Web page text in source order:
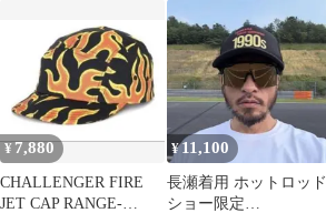
¥7,880
CHALLENGER FIRE
JET CAP RANGE-
¥11,100
長瀬着用 ホットロッド
ショー限定